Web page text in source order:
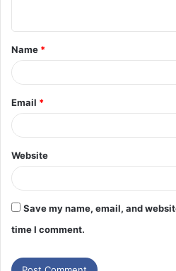
Name *
Email *
Website
Save my name, email, and
time I comment.